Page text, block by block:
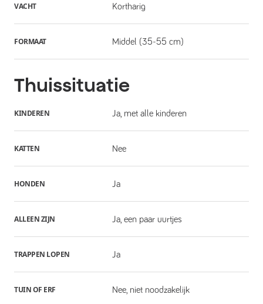
VACHT Kortharig
FORMAAT Middel (35-55 cm)
Thuissituatie
KINDEREN Ja, met alle kinderen
KATTEN Nee
HONDEN Ja
ALLEEN ZIJN Ja, een paar uurtjes
TRAPPEN LOPEN Ja
TUIN OF ERF Nee, niet noodzakelijk